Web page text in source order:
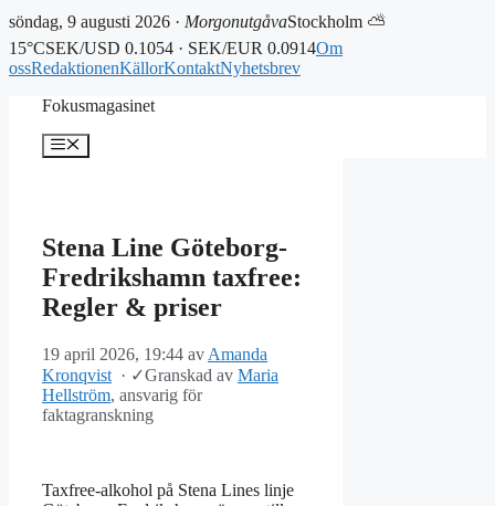
söndag, 9 augusti 2026 · MorgonutgåvaStockholm ⛅
15°CSEK/USD 0.1054 · SEK/EUR 0.0914Om
ossRedaktionenKällorKontaktNyhetsbrev
Fokusmagasinet
Meny
Stena Line Göteborg-
Fredrikshamn taxfree:
Regler & priser
19 april 2026, 19:44 av Amanda
Kronqvist · ✓Granskad av Maria
Hellström, ansvarig för
faktagranskning
Taxfree-alkohol på Stena Lines linje